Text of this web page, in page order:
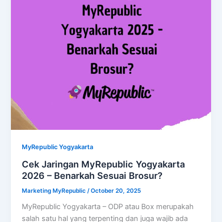
MyRepublic Yogyakarta
Cek Jaringan MyRepublic Yogyakarta
2026 – Benarkah Sesuai Brosur?
Marketing MyRepublic /October 20, 2025
MyRepublic Yogyakarta – ODP atau Box merupakah
salah satu hal yang terpenting dan juga wajib ada